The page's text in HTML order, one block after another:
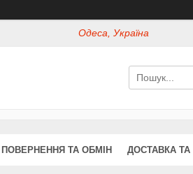
Одеса, Україна
ПОВЕРНЕННЯ ТА ОБМІН ДОСТАВКА ТА